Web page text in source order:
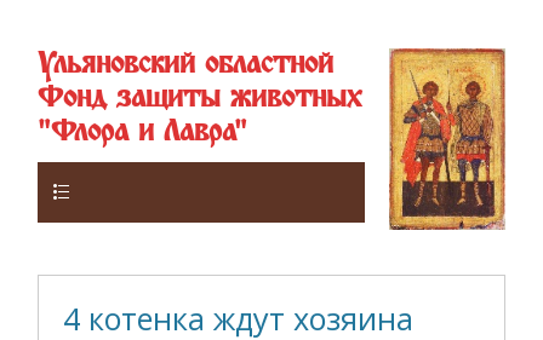
Ульяновский областной
Фонд защиты животных
"Флора и Лавра"
4 котенка ждут хозяина